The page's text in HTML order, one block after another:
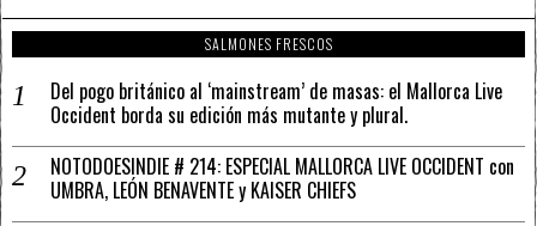
SALMONES FRESCOS
Del pogo británico al ‘mainstream’ de masas: el Mallorca Live
Occident borda su edición más mutante y plural.
NOTODOESINDIE # 214: ESPECIAL MALLORCA LIVE OCCIDENT con
UMBRA, LEÓN BENAVENTE y KAISER CHIEFS